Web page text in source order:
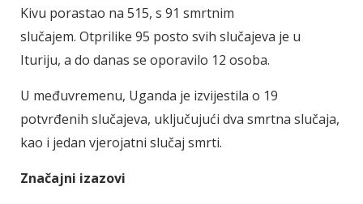
Kivu porastao na 515, s 91 smrtnim
slučajem. Otprilike 95 posto svih slučajeva je u
Ituriju, a do danas se oporavilo 12 osoba.
U međuvremenu, Uganda je izvijestila o 19
potvrđenih slučajeva, uključujući dva smrtna slučaja,
kao i jedan vjerojatni slučaj smrti.
Značajni izazovi